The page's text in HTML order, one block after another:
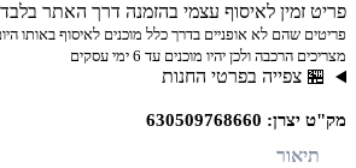
פריט זמין לאיסוף עצמי בהזמנה דרך האתר בלבד
מצריכים הרכבה ולכן יהיו מוכנים עד 6 ימי עסקים
🏪 צפייה בפרטי החנות
מק"ט יצרן: 630509768660
תיאור